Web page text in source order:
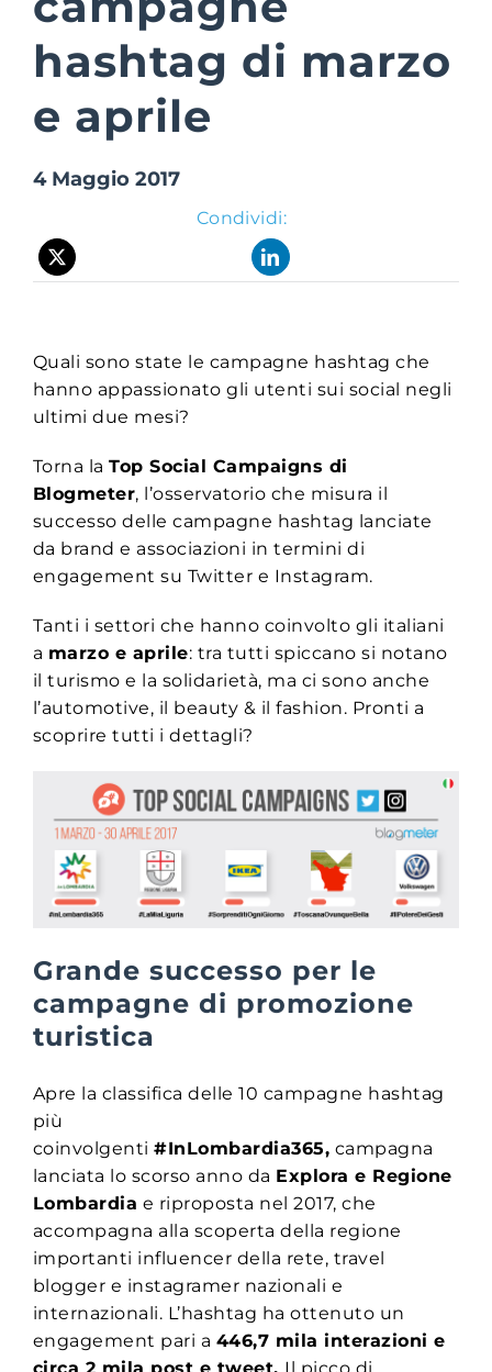
Suite Login
hashtag di marzo
e aprile
4 Maggio 2017
Condividi:
Quali sono state le campagne hashtag che
hanno appassionato gli utenti sui social negli
ultimi due mesi?
Torna laTop Social Campaigns di
Blogmeter, l’osservatorio che misura il
successo delle campagne hashtag lanciate
da brand e associazioni in termini di
engagement su Twitter e Instagram.
Tanti i settori che hanno coinvolto gli italiani
a marzo e aprile: tra tutti spiccano si notano
il turismo e la solidarietà, ma ci sono anche
l’automotive, il beauty & il fashion. Pronti a
scoprire tutti i dettagli?
Grande successo per le
campagne di promozione
turistica
Apre la classifica delle 10 campagne hashtag
più
coinvolgenti#InLombardia365, campagna
lanciata lo scorso anno da Explora e Regione
Lombardia e riproposta nel 2017, che
accompagna alla scoperta della regione
importanti influencer della rete, travel
blogger e instagramer nazionali e
internazionali. L’hashtag ha ottenuto un
engagement pari a 446,7 mila interazioni e